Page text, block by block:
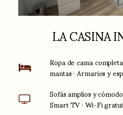
LA CASINA
Ropa de cama
mantas · Armarios y
Sofás amplios y
Smart TV · Wi-Fi